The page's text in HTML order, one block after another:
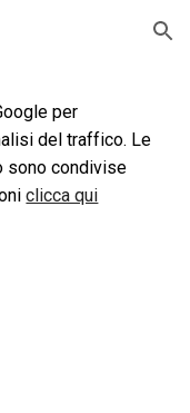
Skip to navigation
per
del traffico. Le
sono condivise
clicca qui